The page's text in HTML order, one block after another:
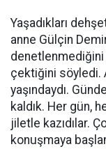
Yaşadıkları
anne Gülçin
denetlenmediğini
çektiğini söyledi.
yaşındaydı.
kaldık. Her gün,
jiletle kazıdılar.
konuşmaya